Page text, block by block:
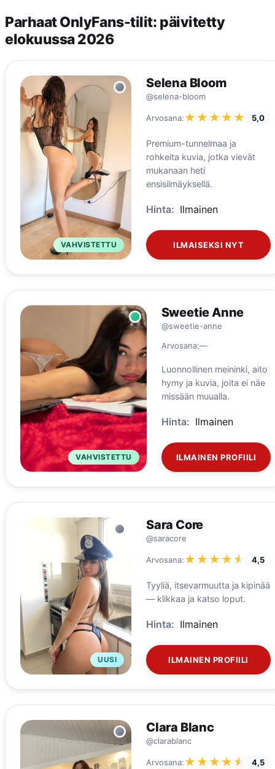
Parhaat OnlyFans-tilit: päivitetty
elokuussa 2026
VAHVISTETTU
Selena Bloom
@selena-bloom
Arvosana:★★★★★
★★★★★ 5,0
Premium-tunnelmaa ja
rohkeita kuvia, jotka vievät
mukanaan heti
ensisilmäyksellä.
Hinta: Ilmainen
ILMAISEKSI NYT
VAHVISTETTU
Sweetie Anne
@sweetie-anne
Arvosana:—
Luonnollinen meininki, aito
hymy ja kuvia, joita ei näe
missään muualla.
Hinta: Ilmainen
ILMAINEN PROFIILI
UUSI
Sara Core
@saracore
Arvosana:★★★★★
★★★★★ 4,5
Tyyliä, itsevarmuutta ja kipinää
— klikkaa ja katso loput.
Hinta: Ilmainen
ILMAINEN PROFIILI
Clara Blanc
@clarablanc
Arvosana:★★★★★
★★★★★ 4,5